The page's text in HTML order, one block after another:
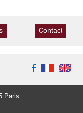
Contact
Paris